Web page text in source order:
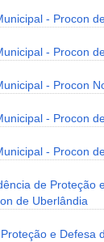
- Procon
- Procon
- Procon
- Procon
- Procon
de Proteção
de Uberlândia
e Defesa